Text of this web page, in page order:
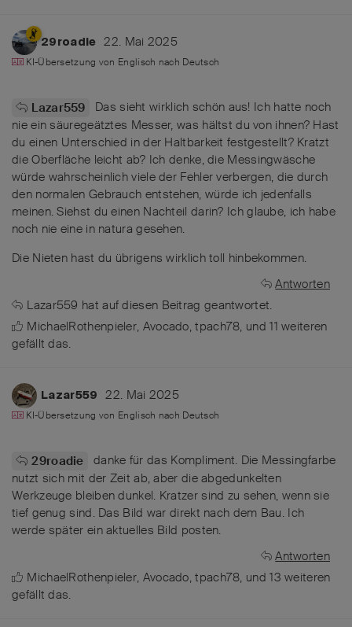
29roadie 22. Mai 2025
KI-Übersetzung von Englisch nach Deutsch
Lazar559
Das sieht wirklich schön aus! Ich hatte noch
nie ein säuregeätztes Messer, was hältst du von ihnen? Hast
du einen Unterschied in der Haltbarkeit festgestellt? Kratzt
die Oberfläche leicht ab? Ich denke, die Messingwäsche
würde wahrscheinlich viele der Fehler verbergen, die durch
den normalen Gebrauch entstehen, würde ich jedenfalls
meinen. Siehst du einen Nachteil darin? Ich glaube, ich habe
noch nie eine in natura gesehen.
Die Nieten hast du übrigens wirklich toll hinbekommen.
Antworten
Lazar559 hat auf diesen Beitrag geantwortet.
MichaelRothenpieler, Avocado,tpach78, und11 weiteren
gefällt das.
Lazar559 22. Mai 2025
KI-Übersetzung von Englisch nach Deutsch
29roadie
danke für das Kompliment. Die Messingfarbe
nutzt sich mit der Zeit ab, aber die abgedunkelten
Werkzeuge bleiben dunkel. Kratzer sind zu sehen, wenn sie
tief genug sind. Das Bild war direkt nach dem Bau. Ich
werde später ein aktuelles Bild posten.
Antworten
MichaelRothenpieler, Avocado,tpach78, und13 weiteren
gefällt das.